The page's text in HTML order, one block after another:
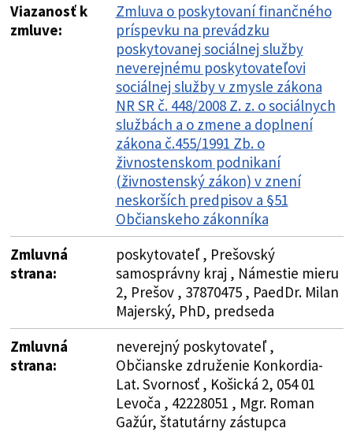
Viazanosť k
zmluve:
Zmluva o poskytovaní finančného
príspevku na prevádzku
poskytovanej sociálnej služby
neverejnému poskytovateľovi
sociálnej služby v zmysle zákona
NR SR č. 448/2008 Z. z. o sociálnych
službách a o zmene a doplnení
zákona č.455/1991 Zb. o
živnostenskom podnikaní
(živnostenský zákon) v znení
neskorších predpisov a §51
Občianskeho zákonníka
Zmluvná
strana:
poskytovateľ , Prešovský
samosprávny kraj , Námestie mieru
2, Prešov , 37870475 , PaedDr. Milan
Majerský, PhD, predseda
Zmluvná
strana:
neverejný poskytovateľ ,
Občianske združenie Konkordia-
Lat. Svornosť , Košická 2, 054 01
Levoča , 42228051 , Mgr. Roman
Gažúr, štatutárny zástupca